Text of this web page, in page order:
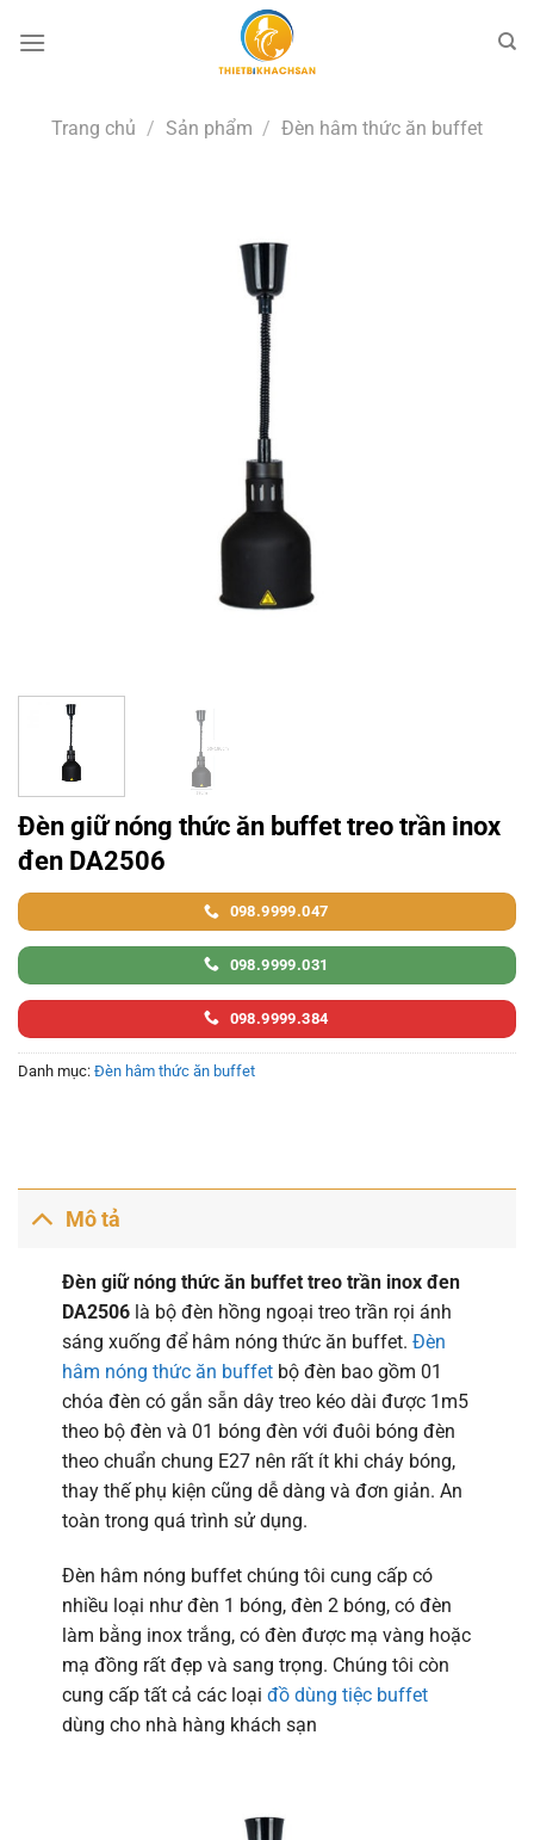
qua
Trang chủ / Sản phẩm / Đèn hâm thức ăn buffet
Đèn giữ nóng thức ăn buffet treo trần inox
đen DA2506
098.9999.047
098.9999.031
098.9999.384
Danh mục: Đèn hâm thức ăn buffet
Mô tả
Đèn giữ nóng thức ăn buffet treo trần inox đen
DA2506là bộ đèn hồng ngoại treo trần rọi ánh
sáng xuống để hâm nóng thức ăn buffet. Đèn
hâm nóng thức ăn buffetbộ đèn bao gồm 01
chóa đèn có gắn sẵn dây treo kéo dài được 1m5
theo bộ đèn và 01 bóng đèn với đuôi bóng đèn
theo chuẩn chung E27 nên rất ít khi cháy bóng,
thay thế phụ kiện cũng dễ dàng và đơn giản. An
toàn trong quá trình sử dụng.
Đèn hâm nóng buffet chúng tôi cung cấp có
nhiều loại như đèn 1 bóng, đèn 2 bóng, có đèn
làm bằng inox trắng, có đèn được mạ vàng hoặc
mạ đồng rất đẹp và sang trọng. Chúng tôi còn
cung cấp tất cả các loại đồ dùng tiệc buffet
dùng cho nhà hàng khách sạn